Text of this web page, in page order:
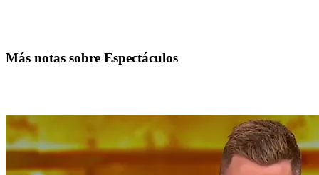
Más notas sobre Espectáculos